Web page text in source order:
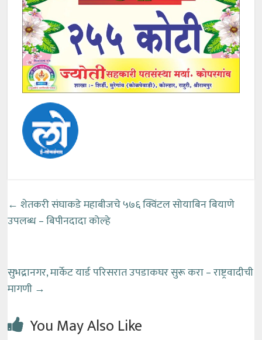
← शेतकरी संघाकडे महाबीजचे ५७६ क्विंटल सोयाबिन बियाणे
उपलब्ध – बिपीनदादा कोल्हे
सुभद्रानगर, मार्केट यार्ड परिसरात उपडाकघर सुरू करा – राष्ट्रवादीची
मागणी →
You May Also Like